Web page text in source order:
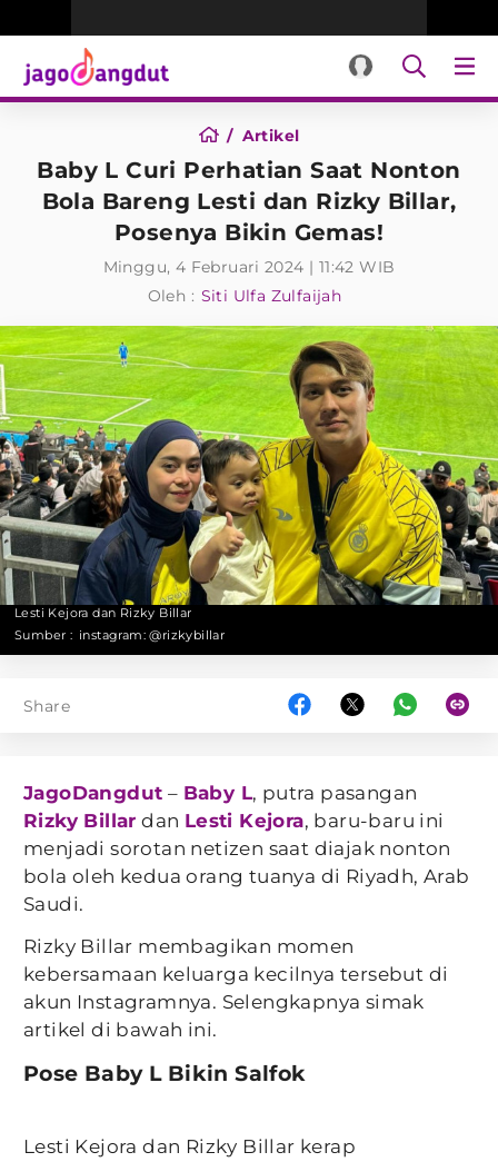
Artikel
Baby L Curi Perhatian Saat Nonton
Bola Bareng Lesti dan Rizky Billar,
Posenya Bikin Gemas!
Minggu, 4 Februari 2024 | 11:42 WIB
Oleh : Siti Ulfa Zulfaijah
Lesti Kejora dan Rizky Billar
Sumber : instagram: @rizkybillar
Share
JagoDangdut – Baby L, putra pasangan
Rizky Billar dan Lesti Kejora, baru-baru ini
menjadi sorotan netizen saat diajak nonton
bola oleh kedua orang tuanya di Riyadh, Arab
Saudi.
Rizky Billar membagikan momen
kebersamaan keluarga kecilnya tersebut di
akun Instagramnya. Selengkapnya simak
artikel di bawah ini.
Pose Baby L Bikin Salfok
Lesti Kejora dan Rizky Billar kerap